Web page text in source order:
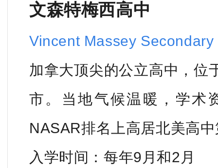
文森特梅西高中
Vincent Massey
加拿大顶尖的公立高中，位
市。当地气候温暖，学术
NASAR排名上高居北美高
入学时间：每年9月和2月